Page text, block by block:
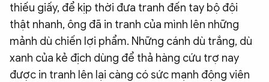
thiếu giấy, để kịp thời đưa tranh đến tay bộ đội
thật nhanh, ông đã in tranh của mình lên những
mảnh dù chiến lợi phẩm. Những cánh dù trắng, dù
xanh của kẻ địch dùng để thả hàng cứu trợ nay
được in tranh lên lại càng có sức mạnh động viên